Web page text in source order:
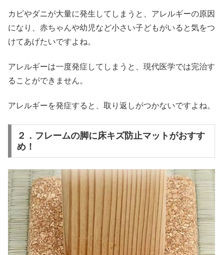
カビやダニが大量に発生してしまうと、アレルギーの原因
になり、赤ちゃんや幼児など小さい子どもがいると気をつ
けてあげたいですよね。
アレルギーは一度発症してしまうと、現代医学では完治す
ることができません。
アレルギーを発症すると、取り返しがつかないですよね。
２．フレームの脚に床キズ防止マットがおすす
め！